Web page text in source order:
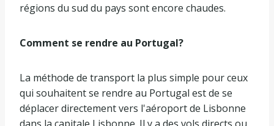
régions du sud du pays sont encore chaudes.
Comment se rendre au Portugal?
La méthode de transport la plus simple pour ceux
qui souhaitent se rendre au Portugal est de se
déplacer directement vers l'aéroport de Lisbonne